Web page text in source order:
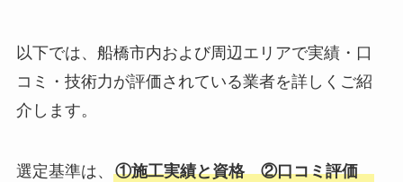
以下では、船橋市内および周辺エリアで実績・口
コミ・技術力が評価されている業者を詳しくご紹
介します。
選定基準は、 ①施工実績と資格 ②口コミ評価